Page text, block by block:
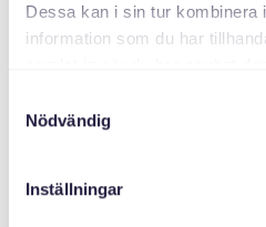
Dessa kan i sin tur kombinera
information som du har
Nödvändig
Inställningar